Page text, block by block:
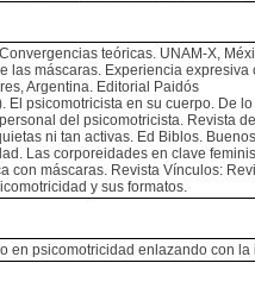
teóricas. UNAM-X,
las máscaras. Experiencia
Argentina. Editorial Paidós
El psicomotricista en su cuerpo. De
del psicomotricista. Revista
ni tan activas. Ed Biblos.
Las corporeidades en clave
con máscaras. Revista Vínculos:
y sus formatos.
en psicomotricidad enlazando con